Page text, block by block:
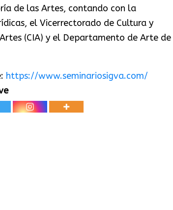
de las Artes, contando con la
el Vicerrectorado de Cultura y
(CIA) y el Departamento de Arte de
https://www.seminariosigva.com/